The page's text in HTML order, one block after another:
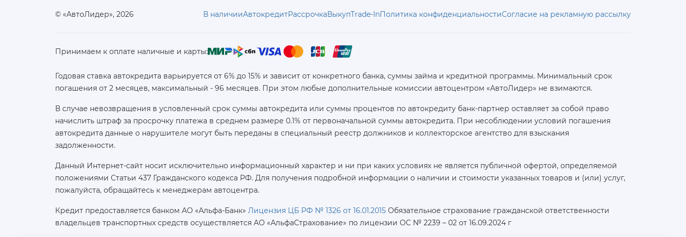
© «АвтоЛидер», 2026 В наличииАвтокредитРассрочкаВыкупTrade-InПолитика конфиденциальностиСогласие на рекламную рассылку
Принимаем к оплате наличные и карты:
Годовая ставка автокредита варьируется от 6% до 15% и зависит от конкретного банка, суммы займа и кредитной программы. Минимальный срок
погашения от 2 месяцев, максимальный - 96 месяцев. При этом любые дополнительные комиссии автоцентром «АвтоЛидер» не взимаются.
В случае невозвращения в условленный срок суммы автокредита или суммы процентов по автокредиту банк-партнер оставляет за собой право
начислить штраф за просрочку платежа в среднем размере 0.1% от первоначальной суммы автокредита. При несоблюдении условий погашения
автокредита данные о нарушителе могут быть переданы в специальный реестр должников и коллекторское агентство для взыскания
задолженности.
Данный Интернет-сайт носит исключительно информационный характер и ни при каких условиях не является публичной офертой, определяемой
положениями Статьи 437 Гражданского кодекса РФ. Для получения подробной информации о наличии и стоимости указанных товаров и (или) услуг,
пожалуйста, обращайтесь к менеджерам автоцентра.
Кредит предоставляется банком АО «Альфа-Банк» Лицензия ЦБ РФ № 1326 от 16.01.2015 Обязательное страхование гражданской ответственности
владельцев транспортных средств осуществляется AO «АльфаСтрахование» по лицензии ОС № 2239 – 02 от 16.09.2024 г